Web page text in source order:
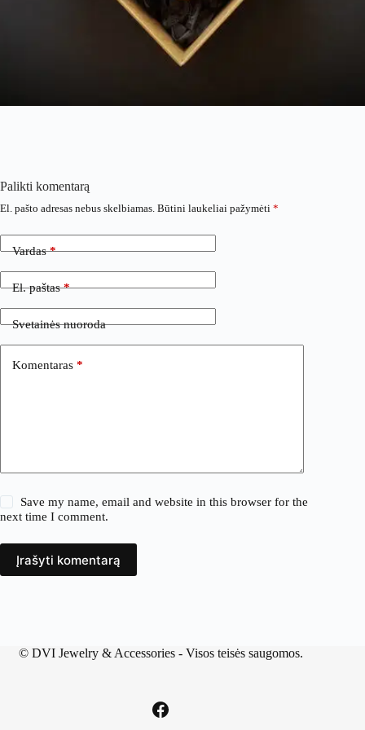
Palikti komentarą
El. pašto adresas nebus skelbiamas. Būtini laukeliai pažymėti *
Vardas*
El. paštas*
Svetainės nuoroda
Komentaras *
Save my name, email and website in this browser for the
next time I comment.
Įrašyti komentarą
© DVI Jewelry & Accessories- Visos teisės saugomos.